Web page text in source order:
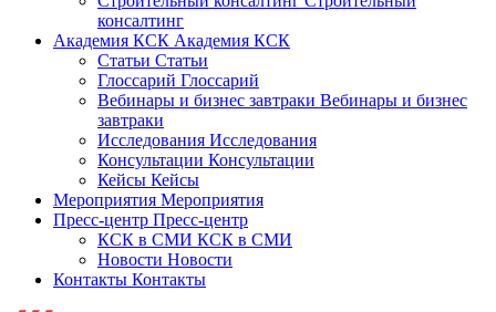
консалтинг
Академия КСК Академия КСК
Статьи Статьи
Глоссарий Глоссарий
Вебинары и бизнес завтраки Вебинары и бизнес
завтраки
Исследования Исследования
Консультации Консультации
Кейсы Кейсы
Мероприятия Мероприятия
Пресс-центр Пресс-центр
КСК в СМИ КСК в СМИ
Новости Новости
Контакты Контакты